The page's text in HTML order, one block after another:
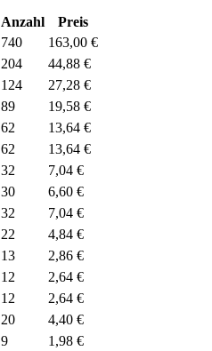
Anzahl
Preis
740
163,00 €
204
44,88 €
124
27,28 €
89
19,58 €
62
13,64 €
62
13,64 €
32
7,04 €
30
6,60 €
32
7,04 €
22
4,84 €
13
2,86 €
12
2,64 €
12
2,64 €
20
4,40 €
9
1,98 €